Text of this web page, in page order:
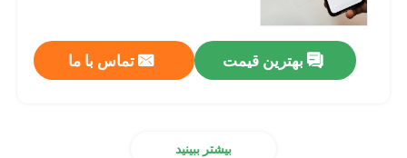
بهترین قیمت تماس با ما
بیشتر ببینید